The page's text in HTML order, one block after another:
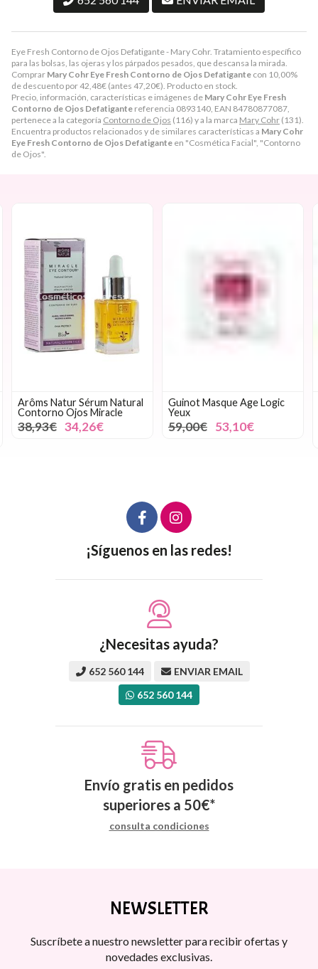
Eye Fresh Contorno de Ojos Defatigante - Mary Cohr. Tratamiento específico
para las bolsas, las ojeras y los párpados pesados, que descansa la mirada.
Comprar Mary Cohr Eye Fresh Contorno de Ojos Defatigante con 10,00%
de descuento por42,48€ (antes 47,20€). Producto en stock.
Precio, información, características e imágenes de Mary Cohr Eye Fresh
Contorno de Ojos Defatigante referencia 0893140, EAN 84780877087,
pertenece a la categoría Contorno de Ojos (116) y a la marca Mary Cohr (131).
Encuentra productos relacionados y de similares características a Mary Cohr
Eye Fresh Contorno de Ojos Defatigante en "Cosmética Facial", "Contorno
de Ojos".
Arôms Natur Sérum Natural
Contorno Ojos Miracle
38,93€ 34,26€
Guinot Masque Age Logic
Yeux
59,00€ 53,10€
¡Síguenos en las redes!
¿Necesitas ayuda?
652 560 144
ENVIAR EMAIL
652 560 144
Envío gratis en pedidos
superiores a 50€*
consulta condiciones
NEWSLETTER
Suscríbete a nuestro newsletter para recibir ofertas y
novedades exclusivas.